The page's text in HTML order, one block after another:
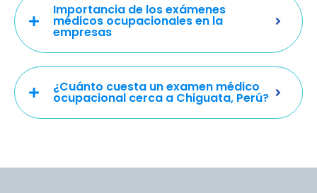
Importancia de los exámenes
médicos ocupacionales en la
empresas
¿Cuánto cuesta un examen médico
ocupacional cerca a Chiguata, Perú?